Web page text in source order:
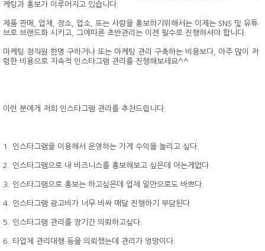
케팅과 홍보가 이루어지고 있습니다.
제품 판매, 업체, 장소, 업소, 또는 사람을 홍보하기위해서는 이제는 SNS 및 유튜
브로 브랜드화 시키고, 그에따른 초반관리는 이젠 필수로 진행하셔야 합니다.
마케팅 정직원 한명 구하거나 또는 마케팅 관리 구축하는 비용보다, 아주 많이 저
렴한 비용으로 지속적 인스타그램 관리를 진행해보세요^^
이런 분에게 저희 인스타그램 관리를 추천드립니다.
1. 인스타그램을 이용해서 운영하는 가게 수익을 늘리고 싶다.
2. 인스타그램으로 내 비즈니스를 홍보해보고 싶은데 아는게없다.
3. 인스타그램으로 홍보는 하고싶은데 업체 일만으로도 바쁘다.
4. 인스타그램 광고비가 너무 비싸 매달 진행하기 부담된다.
5. 인스타그램 관리를 장기간 의뢰하고싶다.
6. 타업체 관리대행 등을 의뢰했는데 관리가 엉망이다.